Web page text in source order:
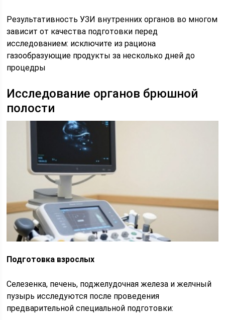
Результативность УЗИ внутренних органов во многом
зависит от качества подготовки перед
исследованием: исключите из рациона
газообразующие продукты за несколько дней до
процедры
Исследование органов брюшной
полости
Подготовка взрослых
Селезенка, печень, поджелудочная железа и желчный
пузырь исследуются после проведения
предварительной специальной подготовки: